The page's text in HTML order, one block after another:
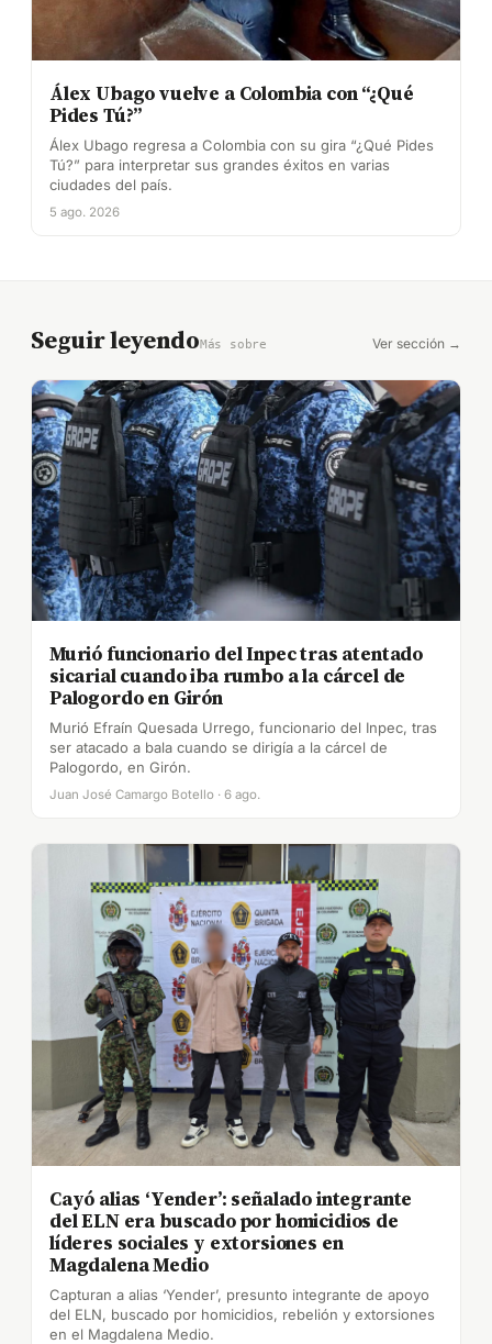
Álex Ubago vuelve a Colombia con “¿Qué
Pides Tú?”
Álex Ubago regresa a Colombia con su gira “¿Qué Pides
Tú?” para interpretar sus grandes éxitos en varias
ciudades del país.
5 ago. 2026
Seguir leyendoMás sobre Ver sección →
Murió funcionario del Inpec tras atentado
sicarial cuando iba rumbo a la cárcel de
Palogordo en Girón
Murió Efraín Quesada Urrego, funcionario del Inpec, tras
ser atacado a bala cuando se dirigía a la cárcel de
Palogordo, en Girón.
Juan José Camargo Botello · 6 ago.
Cayó alias ‘Yender’: señalado integrante
del ELN era buscado por homicidios de
líderes sociales y extorsiones en
Magdalena Medio
Capturan a alias ‘Yender’, presunto integrante de apoyo
del ELN, buscado por homicidios, rebelión y extorsiones
en el Magdalena Medio.